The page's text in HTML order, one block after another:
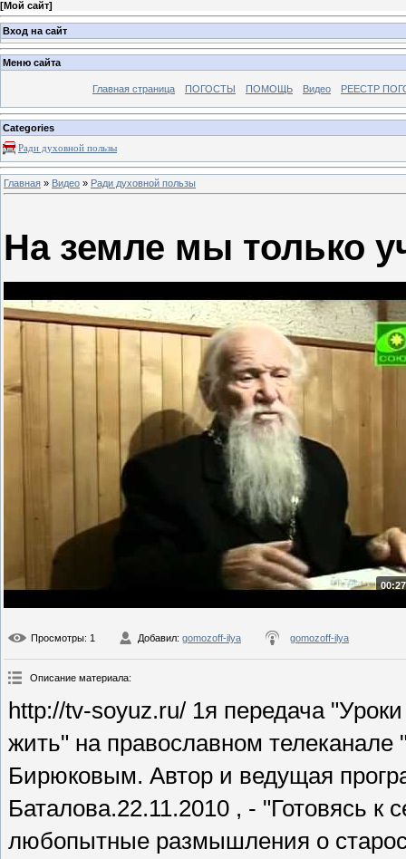
[Мой сайт]
Вход на сайт
Меню сайта
Главная страница ПОГОСТЫ ПОМОЩЬ Видео РЕЕСТР
Categories
Ради духовной пользы
Главная » Видео » Ради духовной пользы
На земле мы только
Просмотры: 1 Добавил: gomozoff-ilya gomozoff-ilya
Описание материала:
http://tv-soyuz.ru/ 1я передача
жить" на православном
Бирюковым. Автор и ведущая
Баталова.22.11.2010 , - "Готовясь
любопытные размышления о